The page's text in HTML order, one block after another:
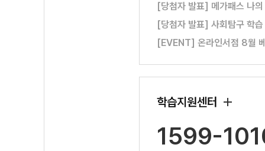
[당첨자 발표] 메가패스 나
[당첨자 발표] 사회탐구 학
[EVENT] 온라인서점 8월
학습지원센터
1599-